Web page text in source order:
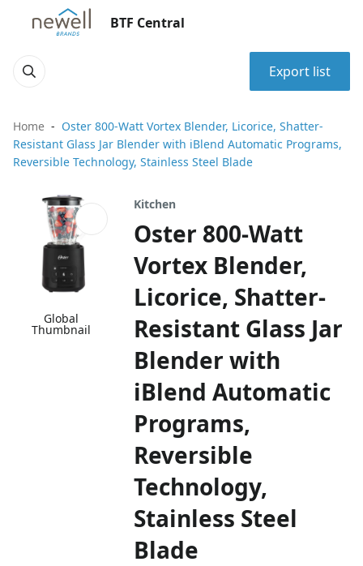
BTF Central
Export list
Home
Oster 800-Watt Vortex Blender, Licorice, Shatter-
Resistant Glass Jar Blender with iBlend Automatic Programs,
Reversible Technology, Stainless Steel Blade
Global
Thumbnail
Kitchen
Oster 800-Watt
Vortex Blender,
Licorice, Shatter-
Resistant Glass Jar
Blender with
iBlend Automatic
Programs,
Reversible
Technology,
Stainless Steel
Blade